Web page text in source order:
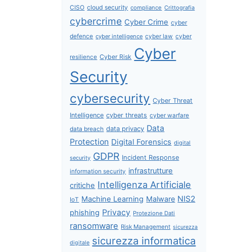
CISO cloud security compliance Crittografia
cybercrime Cyber Crime cyber
defence cyber intelligence cyber law cyber
resilience Cyber Risk Cyber
Security
cybersecurity Cyber Threat
Intelligence cyber threats cyber warfare
data breach data privacy Data
Protection Digital Forensics digital
security GDPR Incident Response
information security infrastrutture
critiche Intelligenza Artificiale
IoT Machine Learning Malware NIS2
phishing Privacy Protezione Dati
ransomware Risk Management sicurezza
digitale sicurezza informatica